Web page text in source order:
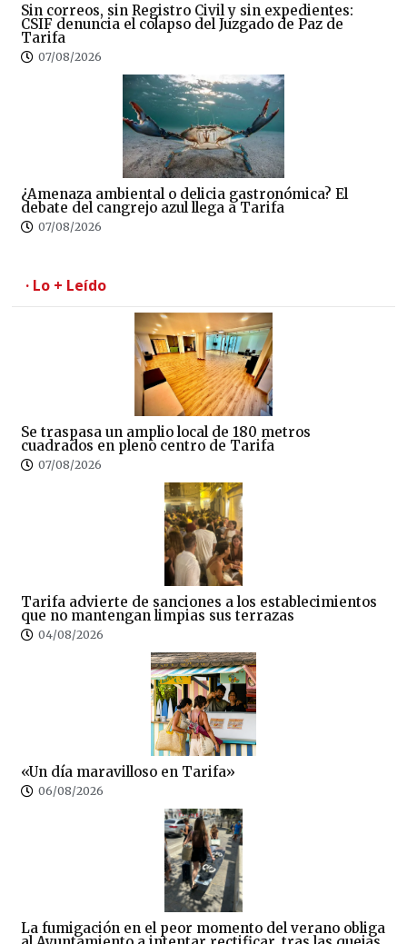
Sin correos, sin Registro Civil y sin expedientes:
CSIF denuncia el colapso del Juzgado de Paz de
Tarifa
07/08/2026
¿Amenaza ambiental o delicia gastronómica? El
debate del cangrejo azul llega a Tarifa
07/08/2026
· Lo + Leído
Se traspasa un amplio local de 180 metros
cuadrados en pleno centro de Tarifa
07/08/2026
Tarifa advierte de sanciones a los establecimientos
que no mantengan limpias sus terrazas
04/08/2026
«Un día maravilloso en Tarifa»
06/08/2026
La fumigación en el peor momento del verano obliga